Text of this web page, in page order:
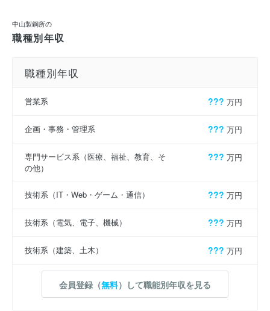
中山製鋼所の
職種別年収
職種別年収
営業系 ??? 万円
企画・事務・管理系 ??? 万円
専門サービス系（医療、福祉、教育、そ
の他）
??? 万円
技術系（IT・Web・ゲーム・通信） ??? 万円
技術系（電気、電子、機械） ??? 万円
技術系（建築、土木） ??? 万円
会員登録（無料）して職能別年収を見る